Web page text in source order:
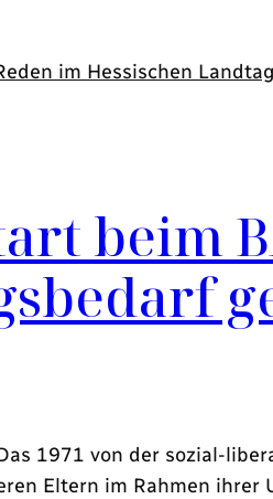
im Hessischen Landtag
beim
1971 von der sozial-
Eltern im Rahmen